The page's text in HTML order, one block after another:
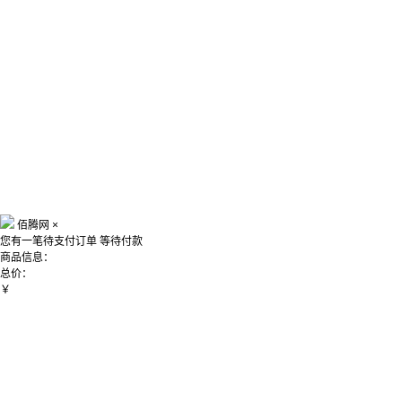
佰腾网 ×
您有一笔待支付订单 等待付款
商品信息：
总价：
￥